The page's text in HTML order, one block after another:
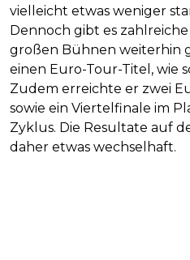
vielleicht etwas weniger
Dennoch gibt es
großen Bühnen weiterhin
einen Euro-Tour-Titel, wie
Zudem erreichte er zwei
sowie ein Viertelfinale im
Zyklus. Die Resultate auf
daher etwas wechselhaft.